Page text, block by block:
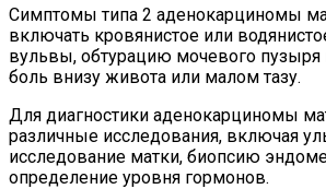
Симптомы типа 2 аденокарциномы
включать кровянистое или
вульвы, обтурацию мочевого
боль внизу живота или малом тазу.
Для диагностики аденокарциномы
различные исследования, включая
исследование матки, биопсию
определение уровня гормонов.